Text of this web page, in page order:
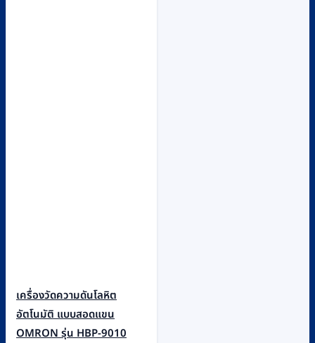
เครื่องวัดความดันโลหิต
อัตโนมัติ แบบสอดแขน
OMRON รุ่น HBP-9010